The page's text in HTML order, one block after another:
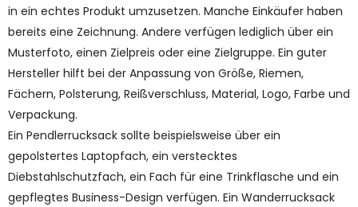
in ein echtes Produkt umzusetzen. Manche Einkäufer haben
bereits eine Zeichnung. Andere verfügen lediglich über ein
Musterfoto, einen Zielpreis oder eine Zielgruppe. Ein guter
Hersteller hilft bei der Anpassung von Größe, Riemen,
Fächern, Polsterung, Reißverschluss, Material, Logo, Farbe und
Verpackung.
Ein Pendlerrucksack sollte beispielsweise über ein
gepolstertes Laptopfach, ein verstecktes
Diebstahlschutzfach, ein Fach für eine Trinkflasche und ein
gepflegtes Business-Design verfügen. Ein Wanderrucksack